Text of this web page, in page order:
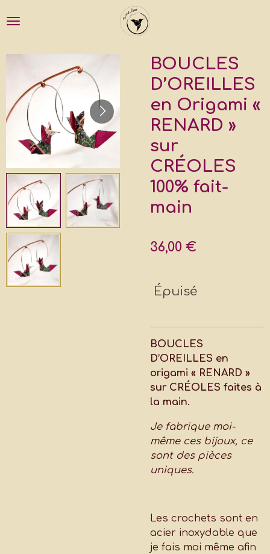
au
principal
BOUCLES
D’OREILLES
en Origami «
RENARD »
sur
CRÉOLES
100% fait-
main
36,00 €
Épuisé
BOUCLES
D’OREILLES en
origami « RENARD »
sur CRÉOLES faites à
la main.
Je fabrique moi-
même ces bijoux, ce
sont des pièces
uniques.
Les crochets sont en
acier inoxydable que
je fais moi même afin